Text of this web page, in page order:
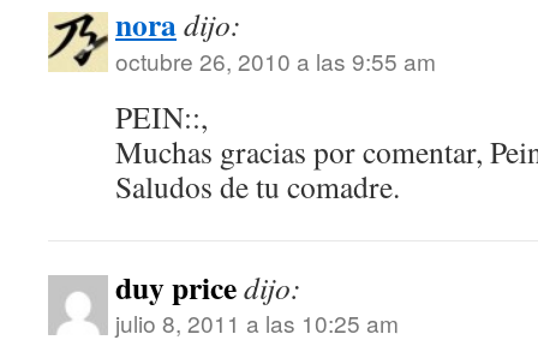
noradijo:
octubre 26, 2010 a las 9:55 am
PEIN::,
Muchas gracias por comentar,
Saludos de tu comadre.
duy pricedijo:
julio 8, 2011 a las 10:25 am